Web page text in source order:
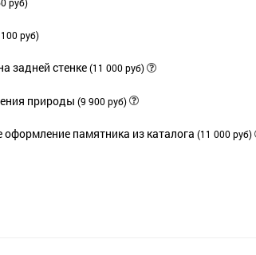
руб)
задней стенке (11 000 руб)
природы (9 900 руб)
оформление памятника из каталога (11 000 руб)